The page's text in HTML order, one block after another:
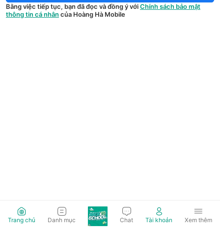
Bằng việc tiếp tục, bạn đã đọc và đồng ý vớiChính sách bảo mật
thông tin cá nhân của Hoàng Hà Mobile
Trang chủ Danh mục Chat Tài khoản Xem thêm